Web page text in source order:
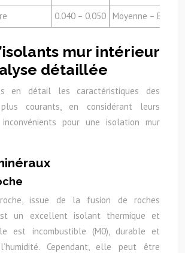
0.040 – 0.050 Moyenne – Elevée
mur intérieur
détaillée
en détail les caractéristiques des
courants, en considérant leurs
pour une isolation mur
issue de la fusion de roches
un excellent isolant thermique et
est incombustible (M0), durable et
Cependant, elle peut être